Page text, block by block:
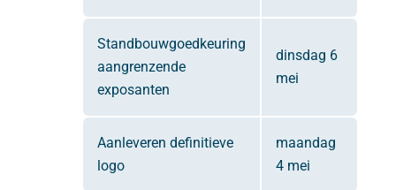
Standbouwgoedkeuring
aangrenzende
exposanten
dinsdag 6
mei
Aanleveren definitieve
logo
maandag
4 mei